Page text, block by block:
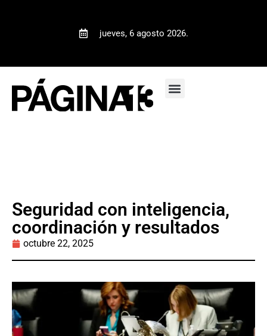
jueves, 6 agosto 2026.
Seguridad con inteligencia,
coordinación y resultados
octubre 22, 2025